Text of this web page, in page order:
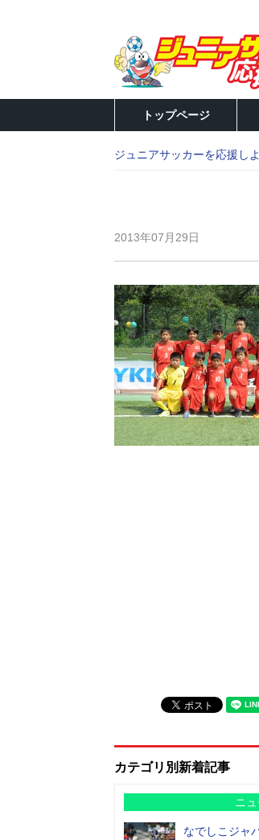
トップページ
ジュニアサッカーを応援しよ
2013年07月29日
カテゴリ別新着記事
ニ
なでしこジャ